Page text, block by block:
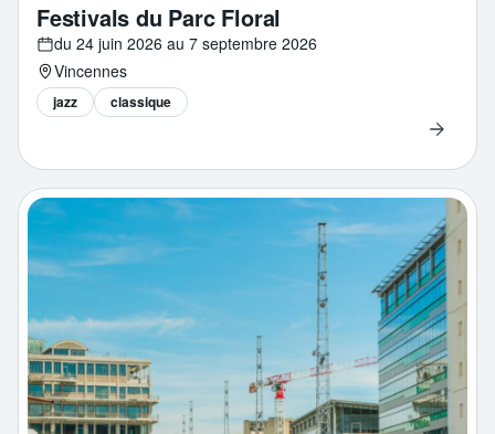
Festivals du Parc Floral
du 24 juin 2026 au 7 septembre 2026
Vincennes
jazz classique